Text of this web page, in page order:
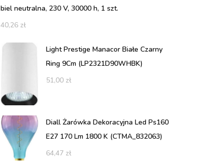
biel neutralna, 230 V, 30000 h, 1 szt.
40,26 zł
Light Prestige Manacor Białe Czarny
Ring 9Cm (LP2321D90WHBK)
51,00 zł
Diall Żarówka Dekoracyjna Led Ps160
E27 170 Lm 1800 K (CTMA_832063)
64,47 zł